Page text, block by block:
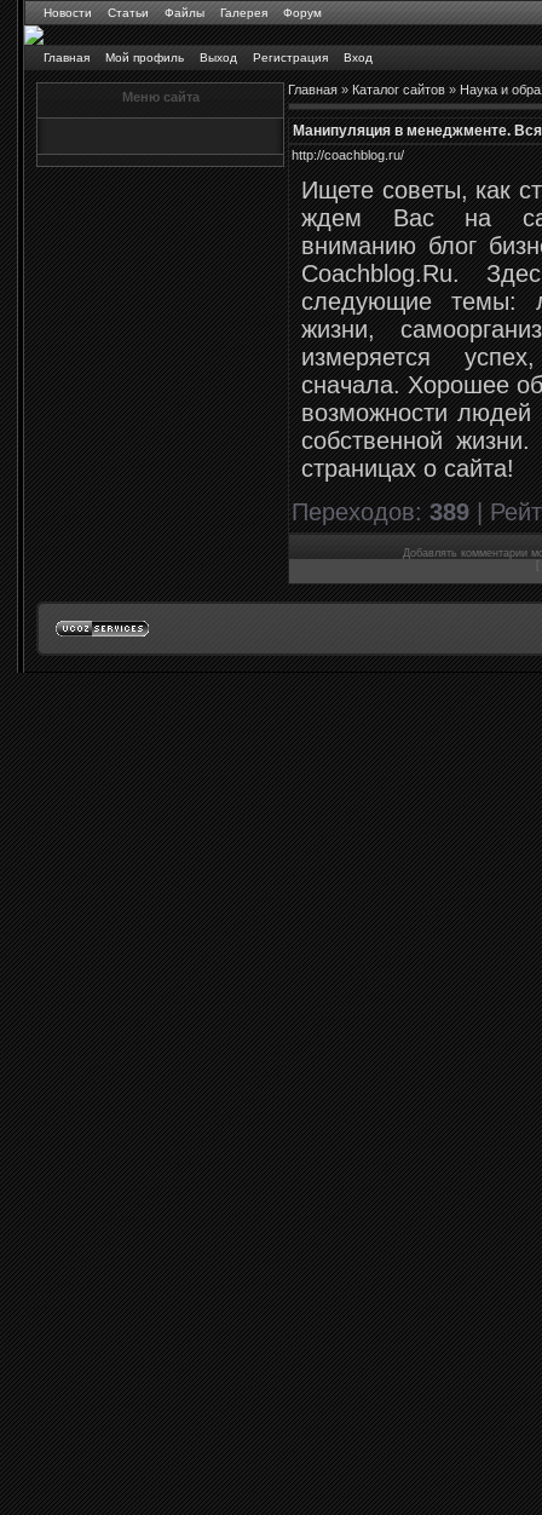
Новости Статьи Файлы Галерея Форум
Главная Мой профиль Выход Регистрация Вход
Меню сайта Главная»Каталог сайтов»Наука и
Манипуляция в менеджменте.
http://coachblog.ru/
Ищете советы, как
ждем Вас на
вниманию блог
Coachblog.Ru.
следующие темы:
жизни,
измеряется
сначала. Хорошее
возможности людей
собственной
страницах о сайта!
Переходов:389|
Добавлять комментарии